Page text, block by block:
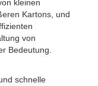
kleinen
Kartons, und
von
Bedeutung.
schnelle